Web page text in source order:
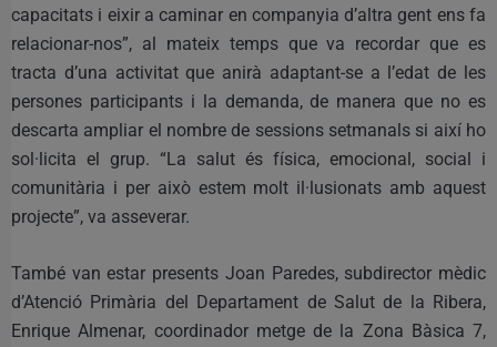
capacitats i eixir a caminar en companyia d’altra gent ens fa
relacionar-nos”, al mateix temps que va recordar que es
tracta d’una activitat que anirà adaptant-se a l’edat de les
persones participants i la demanda, de manera que no es
descarta ampliar el nombre de sessions setmanals si així ho
sol·licita el grup. “La salut és física, emocional, social i
comunitària i per això estem molt il·lusionats amb aquest
projecte”, va asseverar.
També van estar presents Joan Paredes, subdirector mèdic
d’Atenció Primària del Departament de Salut de la Ribera,
Enrique Almenar, coordinador metge de la Zona Bàsica 7,